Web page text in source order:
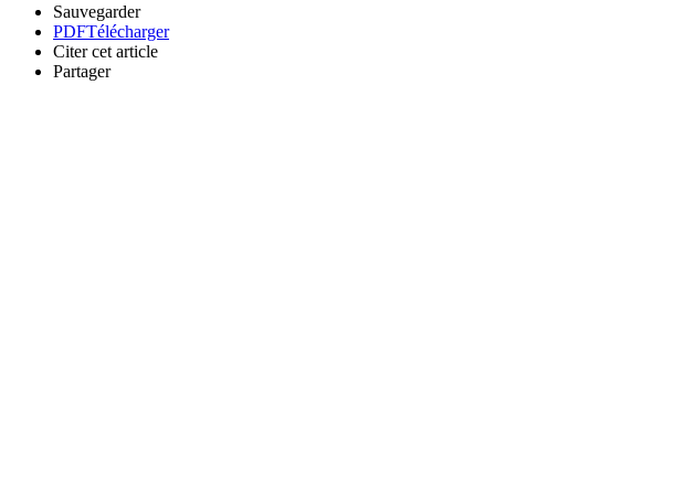
Sauvegarder
PDFTélécharger
Citer cet article
Partager